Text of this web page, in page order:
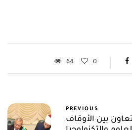
64 0
PREVIOUS
بين الأوقاف